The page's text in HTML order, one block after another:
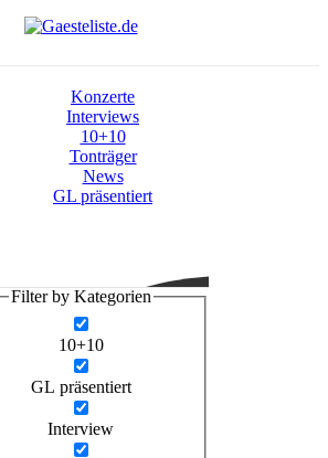
Konzerte
Interviews
10+10
Tonträger
News
GL präsentiert
Filter by Kategorien
10+10
GL präsentiert
Interview